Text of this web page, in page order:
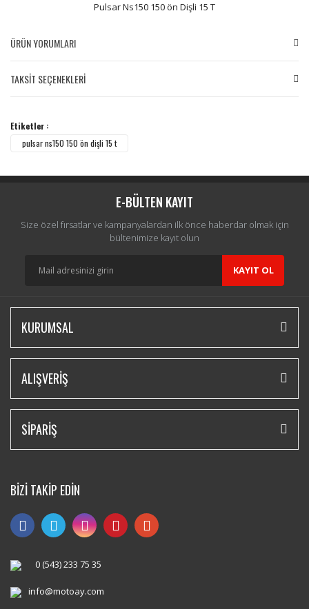
Pulsar Ns150 150 ön Dişli 15 T
ÜRÜN YORUMLARI
TAKSİT SEÇENEKLERİ
Etiketler :
pulsar ns150 150 ön dişli 15 t
E-BÜLTEN KAYIT
Size özel fırsatlar ve kampanyalardan ilk önce haberdar olmak için
bültenimize kayıt olun
KAYIT OL
KURUMSAL
ALIŞVERİŞ
SİPARİŞ
BİZİ TAKİP EDİN
0 (543) 233 75 35
info@motoay.com